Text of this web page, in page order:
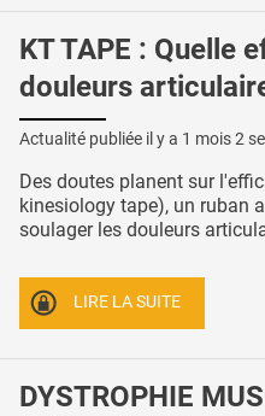
KT TAPE : Quelle
douleurs
Actualité publiée il y a 1 mois 2
Des doutes planent sur
kinesiology tape), un ruban
soulager les douleurs
LIRE LA SUITE
DYSTROPHIE